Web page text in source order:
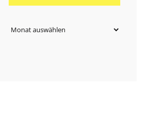
Archiv